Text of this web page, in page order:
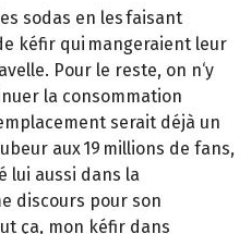
sodas en les faisant
kéfir qui mangeraient leur
Pour le reste, on n‘y
la consommation
serait déjà un
aux 19 millions de fans,
lui aussi dans la
discours pour son
ça, mon kéfir dans